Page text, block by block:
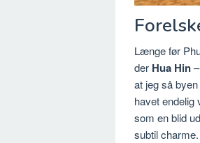
Længe før
der Hua Hin
at jeg så
havet endelig
som en blid
subtil